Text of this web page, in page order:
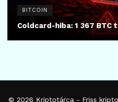
BITCOIN
Coldcard-hiba: 1 367 BTC
© 2026 Kriptotárca - Friss